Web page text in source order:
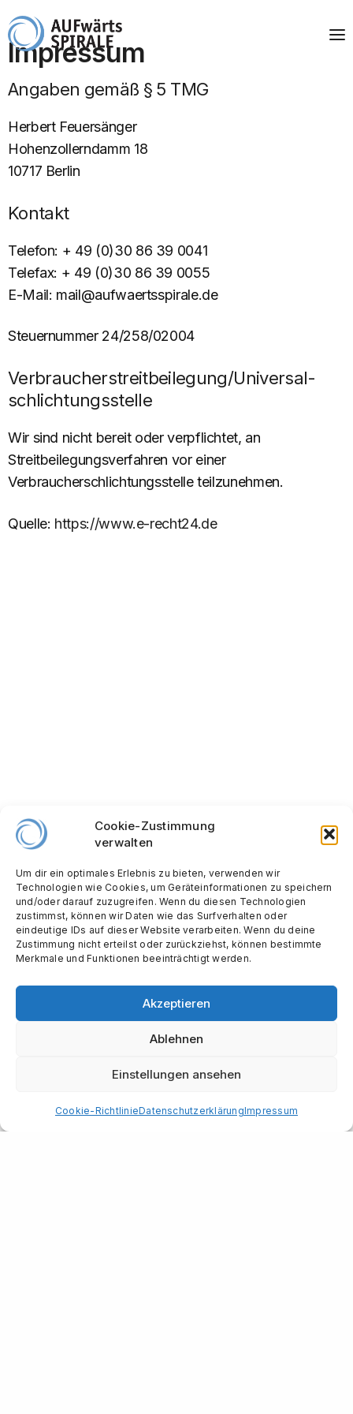
Cookie-Zustimmung
verwalten
Um dir ein optimales Erlebnis zu bieten, verwenden wir
Technologien wie Cookies, um Geräteinformationen zu speichern
und/oder darauf zuzugreifen. Wenn du diesen Technologien
zustimmst, können wir Daten wie das Surfverhalten oder
eindeutige IDs auf dieser Website verarbeiten. Wenn du deine
Zustimmung nicht erteilst oder zurückziehst, können bestimmte
Merkmale und Funktionen beeinträchtigt werden.
Akzeptieren
Ablehnen
Einstellungen ansehen
Cookie-RichtlinieDatenschutzerklärungImpressum
Impressum
Angaben gemäß § 5 TMG
Herbert Feuersänger
Hohenzollerndamm 18
10717 Berlin
Kontakt
Telefon: + 49 (0)30 86 39 0041
Telefax: + 49 (0)30 86 39 0055
E-Mail: mail@aufwaertsspirale.de
Steuernummer 24/258/02004
Verbraucher­streit­beilegung/Universal­
schlichtungs­stelle
Wir sind nicht bereit oder verpflichtet, an
Streitbeilegungsverfahren vor einer
Verbraucherschlichtungsstelle teilzunehmen.
Quelle: https://www.e-recht24.de